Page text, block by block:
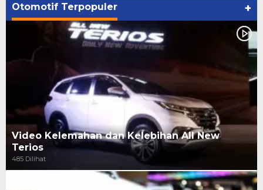
Otomotif Terpopuler +
Video Kelemahan dan Kelebihan All New
Terios
485 Dilihat